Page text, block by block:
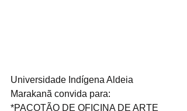
Universidade Indígena Aldeia
Marakanã convida para:
*PACOTÃO DE OFICINA DE ARTE